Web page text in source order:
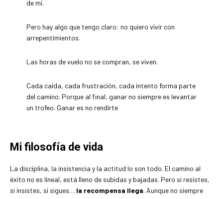
de mí.
Pero hay algo que tengo claro: no quiero vivir con
arrepentimientos.
Las horas de vuelo no se compran, se viven.
Cada caída, cada frustración, cada intento forma parte
del camino. Porque al final, ganar no siempre es levantar
un trofeo. Ganar es no rendirte
Mi filosofía de vida
La disciplina, la insistencia y la actitud lo son todo. El camino al
éxito no es lineal, está lleno de subidas y bajadas. Pero si resistes,
si insistes, si sigues… la recompensa llega. Aunque no siempre